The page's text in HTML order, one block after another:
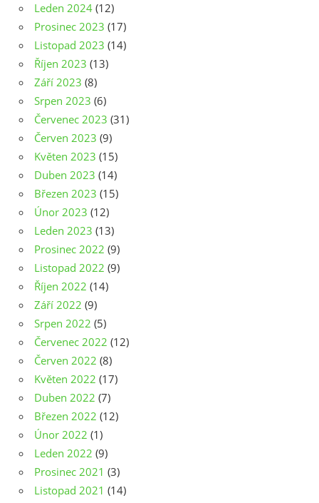
Leden 2024 (12)
Prosinec 2023 (17)
Listopad 2023 (14)
Říjen 2023 (13)
Září 2023 (8)
Srpen 2023 (6)
Červenec 2023 (31)
Červen 2023 (9)
Květen 2023 (15)
Duben 2023 (14)
Březen 2023 (15)
Únor 2023 (12)
Leden 2023 (13)
Prosinec 2022 (9)
Listopad 2022 (9)
Říjen 2022 (14)
Září 2022 (9)
Srpen 2022 (5)
Červenec 2022 (12)
Červen 2022 (8)
Květen 2022 (17)
Duben 2022 (7)
Březen 2022 (12)
Únor 2022 (1)
Leden 2022 (9)
Prosinec 2021 (3)
Listopad 2021 (14)